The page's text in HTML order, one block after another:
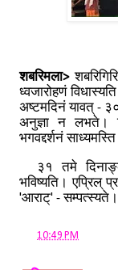
शबरिमला>
ध्वजारोहणं
अष्टमदिनं यावत् -
अनुज्ञा न लभते।
भगवद्दर्शनं
३१ तमे दिनाङ्के
भविष्यति। एप्रिल्
'आराट्' - सम्पत्स्यते।
10:49 PM